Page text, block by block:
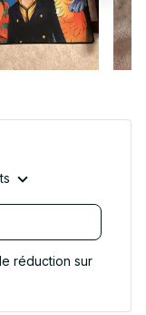
réduction sur